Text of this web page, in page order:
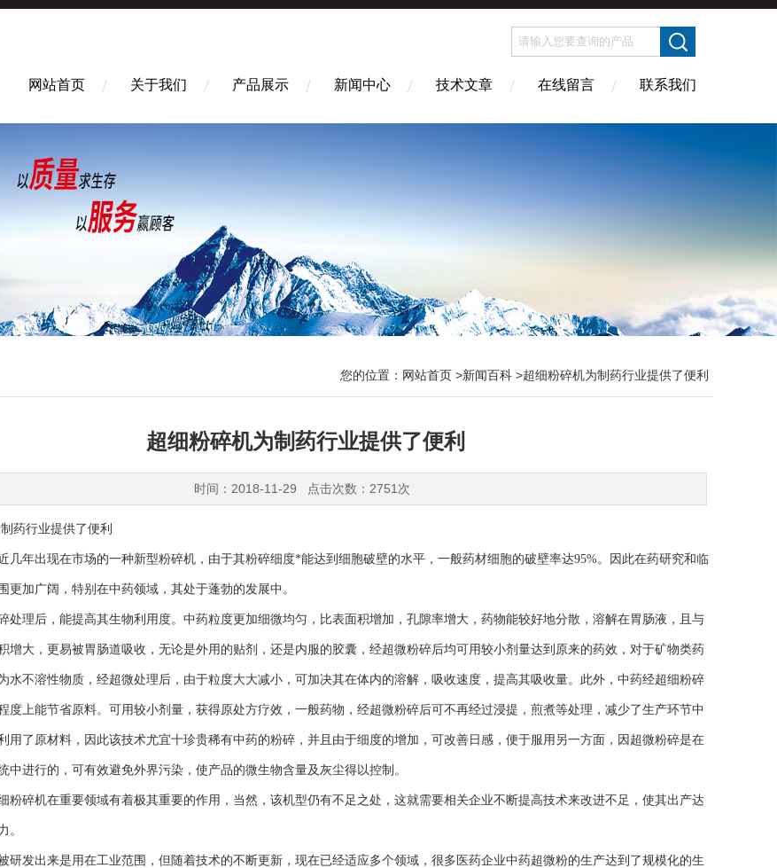
网站首页 关于我们 产品展示 新闻中心 技术文章 在线留言 联系我们
您的位置： 网站首页 >新闻百科 >超细粉碎机为制药行业提供了便利
超细粉碎机为制药行业提供了便利
时间：2018-11-29 点击次数：2751次
行业提供了便利
几年出现在市场的一种新型粉碎机，由于其粉碎细度*能达到细胞破壁的水平，一般药材细胞的破壁率达95%。因此在药研究和临
更加广阔，特别在中药领域，其处于蓬勃的发展中。
理后，能提高其生物利用度。中药粒度更加细微均匀，比表面积增加，孔隙率增大，药物能较好地分散，溶解在胃肠液，且与
增大，更易被胃肠道吸收，无论是外用的贴剂，还是内服的胶囊，经超微粉碎后均可用较小剂量达到原来的药效，对于矿物类药
水不溶性物质，经超微处理后，由于粒度大大减小，可加决其在体内的溶解，吸收速度，提高其吸收量。此外，中药经超细粉碎
度上能节省原料。可用较小剂量，获得原处方疗效，一般药物，经超微粉碎后可不再经过浸提，煎煮等处理，减少了生产环节中
用了原材料，因此该技术尤宜十珍贵稀有中药的粉碎，并且由于细度的增加，可改善日感，便于服用另一方面，因超微粉碎是在
中进行的，可有效避免外界污染，使产品的微生物含量及灰尘得以控制。
碎机在重要领域有着极其重要的作用，当然，该机型仍有不足之处，这就需要相关企业不断提高技术来改进不足，使其出产达
。
发出来是用在工业范围，但随着技术的不断更新，现在已经适应多个领域，很多医药企业中药超微粉的生产达到了规模化的生